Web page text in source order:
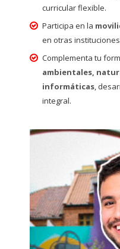
curricular flexible.
Participa en la
en otras
Complementa tu
ambientales,
informáticas,
integral.